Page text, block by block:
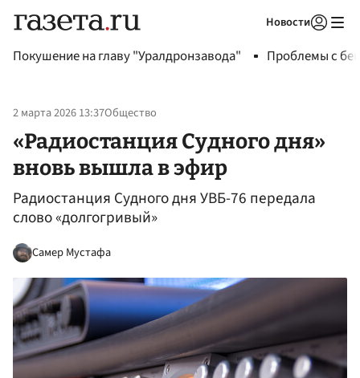
Новости
Покушение на главу "Уралдронзавода" Проблемы с
2 марта 2026 13:37Общество
«Радиостанция Судного дня»
вновь вышла в эфир
Радиостанция Судного дня УВБ-76 передала
слово «долгогривый»
Самер Мустафа